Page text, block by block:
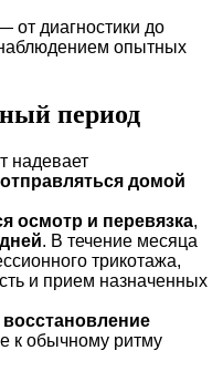
от диагностики до
опытных
период
надевает
отправляться домой
осмотр и перевязка,
. В течение месяца
трикотажа,
и прием назначенных
восстановление
к обычному ритму